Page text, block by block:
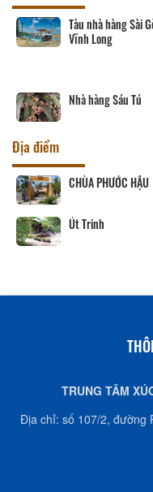
Tàu nhà hàng Sài
Vĩnh Long
Nhà hàng Sáu Tú
Địa điểm
CHÙA PHƯỚC HẬU
Út Trinh
TRUNG TÂM
Địa chỉ: số 107/2, đường